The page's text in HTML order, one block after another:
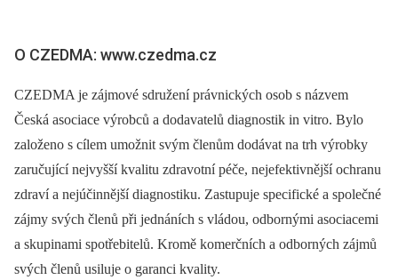
O CZEDMA: www.czedma.cz
CZEDMA je zájmové sdružení právnických osob s názvem
Česká asociace výrobců a dodavatelů diagnostik in vitro. Bylo
založeno s cílem umožnit svým členům dodávat na trh výrobky
zaručující nejvyšší kvalitu zdravotní péče, nejefektivnější ochranu
zdraví a nejúčinnější diagnostiku. Zastupuje specifické a společné
zájmy svých členů při jednáních s vládou, odbornými asociacemi
a skupinami spotřebitelů. Kromě komerčních a odborných zájmů
svých členů usiluje o garanci kvality.